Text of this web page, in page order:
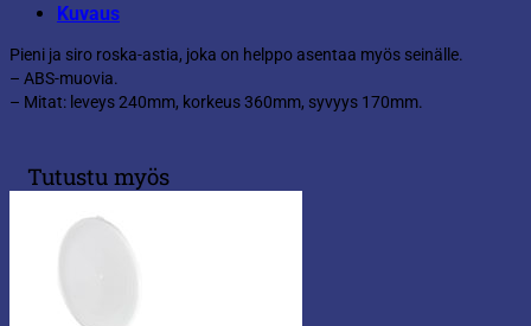
Kuvaus
Pieni ja siro roska-astia, joka on helppo asentaa myös seinälle.
– ABS-muovia.
– Mitat: leveys 240mm, korkeus 360mm, syvyys 170mm.
Tutustu myös